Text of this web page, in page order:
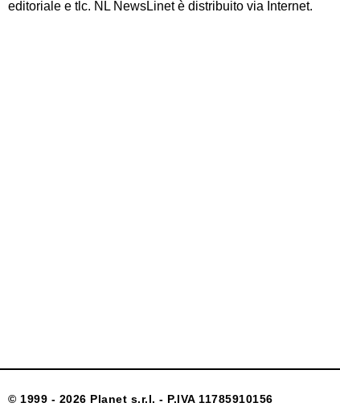
editoriale e tlc. NL NewsLinet è distribuito via Internet.
© 1999 - 2026 Planet s.r.l. - P.IVA 11785910156